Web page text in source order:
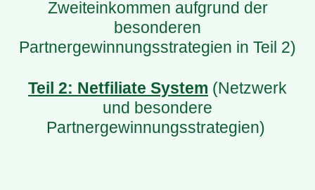
Zweiteinkommen aufgrund der
besonderen
Partnergewinnungsstrategien in Teil 2)
Teil 2: Netfiliate System (Netzwerk
und besondere
Partnergewinnungsstrategien)